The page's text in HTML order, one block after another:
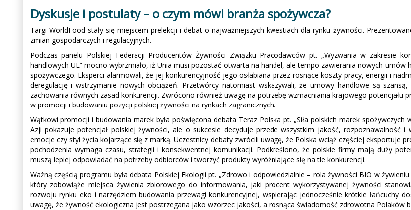
Dyskusje i postulaty – o czym mówi branża spożywcza?
Targi WorldFood stały się miejscem prelekcji i debat o najważniejszych kwestiach dla rynku żywności.
zmian gospodarczych i regulacyjnych.
Podczas panelu Polskiej Federacji Producentów Żywności Związku Pracodawców pt. „Wyzwania w zakresie
handlowych UE” mocno wybrzmiało, iż Unia musi pozostać otwarta na handel, ale tempo zawierania nowych
spożywczego. Eksperci alarmowali, że jej konkurencyjność jego osłabiana przez rosnące koszty pracy, energii i
deregulację i wstrzymanie nowych obciążeń. Przetwórcy natomiast wskazywali, że umowy handlowe są
zachowania równych zasad konkurencji. Zwrócono również uwagę na potrzebę wzmacniania krajowego
w promocji i budowaniu pozycji polskiej żywności na rynkach zagranicznych.
Wątkowi promocji i budowania marek była poświęcona debata Teraz Polska pt. „Siła polskich marek
Azji pokazuje potencjał polskiej żywności, ale o sukcesie decyduje przede wszystkim jakość,
emocje czy styl życia kojarzące się z marką. Uczestnicy debaty zwrócili uwagę, że Polska wciąż częściej eksportuje
pochodzenia wymaga czasu, strategii i konsekwentnej komunikacji. Podkreślono, że polskie firmy mają duży
muszą lepiej odpowiadać na potrzeby odbiorców i tworzyć produkty wyróżniające się na tle konkurencji.
Ważną częścią programu była debata Polskiej Ekologii pt. „Zdrowo i odpowiedzialnie – rola żywności BIO w
który zobowiąże miejsca żywienia zbiorowego do informowania, jaki procent wykorzystywanej żywności
rozwoju rynku eko i narzędziem budowania przewagi konkurencyjnej, wspierając jednocześnie krótkie łańcuchy
uwagę, że żywność ekologiczna jest postrzegana jako wzorzec jakości, a rosnąca świadomość zdrowotna Polaków